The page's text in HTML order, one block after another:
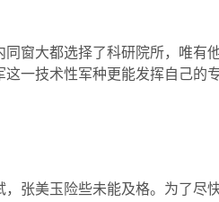
窗大都选择了科研院所，唯有
一技术性军种更能发挥自己的
张美玉险些未能及格。为了尽